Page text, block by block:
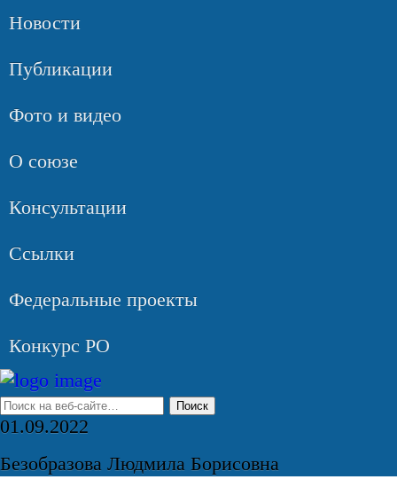
Новости
Публикации
Фото и видео
О союзе
Консультации
Ссылки
Федеральные проекты
Конкурс РО
01.09.2022
Безобразова Людмила Борисовна